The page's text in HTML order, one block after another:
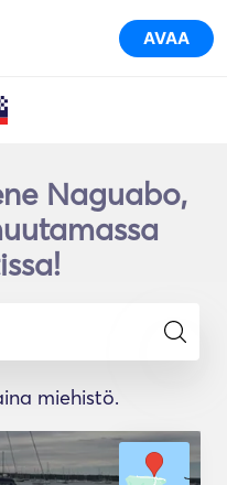
AVAA
Naguabo,
miehistö.